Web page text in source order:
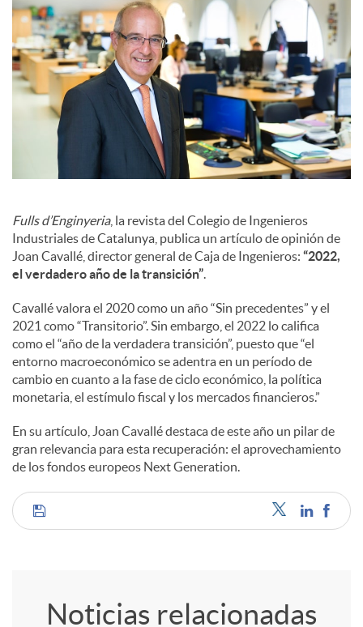
s
S
c
i
a
l
e
s
Fulls d’Enginyeria, la revista del Colegio de Ingenieros
Industriales de Catalunya, publica un artículo de opinión de
Joan Cavallé, director general de Caja de Ingenieros: “2022,
el verdadero año de la transición”.
Cavallé valora el 2020 como un año “Sin precedentes” y el
2021 como “Transitorio”. Sin embargo, el 2022 lo califica
como el “año de la verdadera transición”, puesto que “el
entorno macroeconómico se adentra en un período de
cambio en cuanto a la fase de ciclo económico, la política
monetaria, el estímulo fiscal y los mercados financieros.”
En su artículo, Joan Cavallé destaca de este año un pilar de
gran relevancia para esta recuperación: el aprovechamiento
de los fondos europeos Next Generation.
C
Noticias relacionadas